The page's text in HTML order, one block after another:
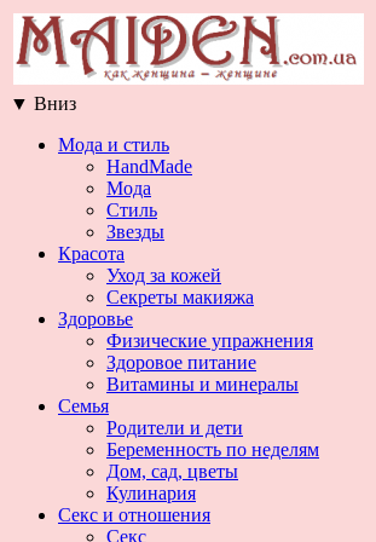
▼ Вниз
Мода и стиль
HandMade
Мода
Стиль
Звезды
Красота
Уход за кожей
Секреты макияжа
Здоровье
Физические упражнения
Здоровое питание
Витамины и минералы
Семья
Родители и дети
Беременность по неделям
Дом, сад, цветы
Кулинария
Секс и отношения
Секс